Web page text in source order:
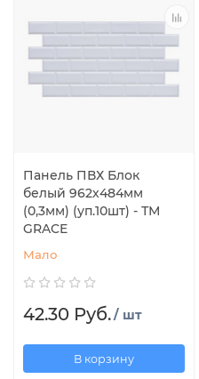
Панель ПВХ Блок
белый 962х484мм
(0,3мм) (уп.10шт) - ТМ
GRACE
Мало
42.30 Руб./ шт
В корзину